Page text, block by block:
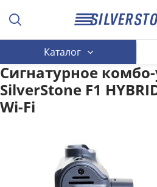
Каталог
Сигнатурное
SilverStone F1
Wi-Fi